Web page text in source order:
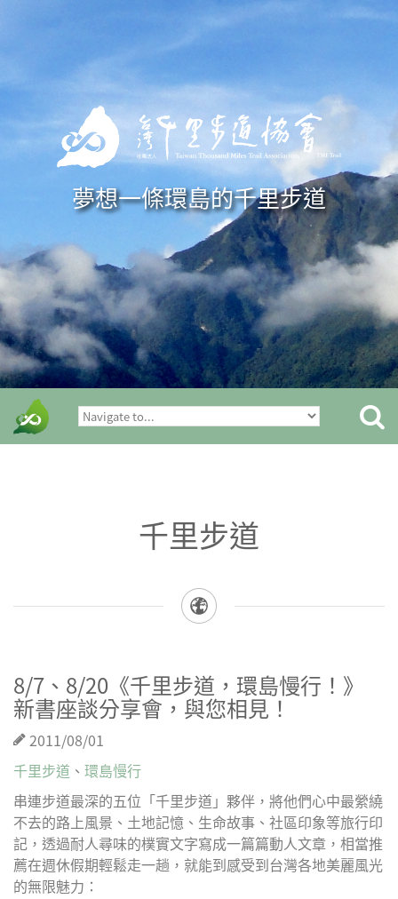
夢想一條環島的千里步道
千里步道
8/7、8/20《千里步道，環島慢行！》
新書座談分享會，與您相見！
2011/08/01
千里步道 、 環島慢行
串連步道最深的五位「千里步道」夥伴，將他們心中最縈繞
不去的路上風景、土地記憶、生命故事、社區印象等旅行印
記，透過耐人尋味的樸實文字寫成一篇篇動人文章，相當推
薦在週休假期輕鬆走一趟，就能到感受到台灣各地美麗風光
的無限魅力：